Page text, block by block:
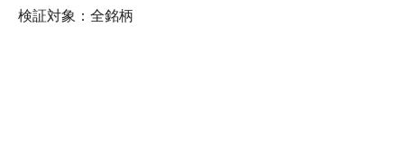
検証対象：全銘柄